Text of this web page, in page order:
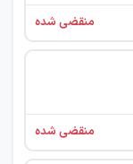
منقضی شده
منقضی شده